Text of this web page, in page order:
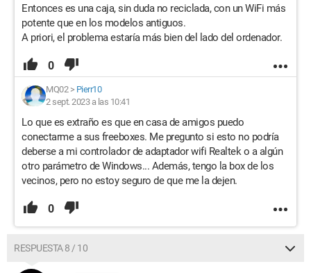
Entonces es una caja, sin duda no reciclada, con un WiFi más
potente que en los modelos antiguos.
A priori, el problema estaría más bien del lado del ordenador.
0
MQ02> Pierr10
2 sept. 2023 a las 10:41
Lo que es extraño es que en casa de amigos puedo
conectarme a sus freeboxes. Me pregunto si esto no podría
deberse a mi controlador de adaptador wifi Realtek o a algún
otro parámetro de Windows... Además, tengo la box de los
vecinos, pero no estoy seguro de que me la dejen.
0
RESPUESTA 8 / 10